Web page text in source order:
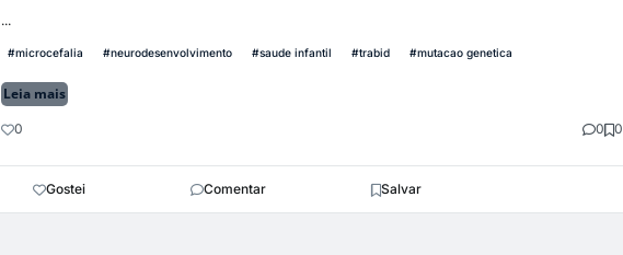
...
#microcefalia #neurodesenvolvimento #saude infantil #trabid #mutacao genetica
Leia mais
0 0 0
Gostei Comentar Salvar